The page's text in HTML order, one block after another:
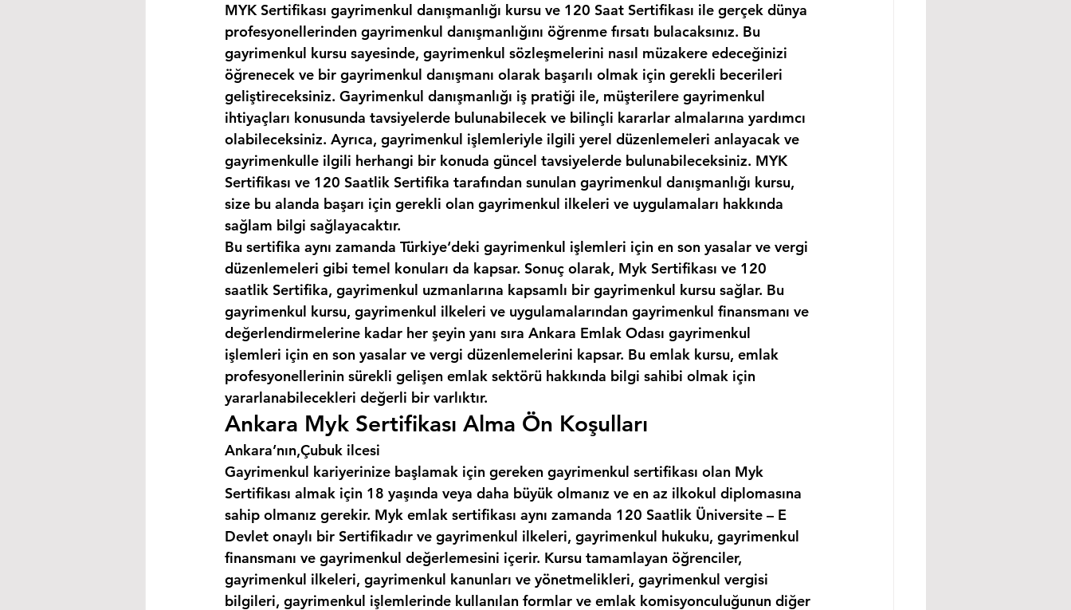
MYK Sertifikası gayrimenkul danışmanlığı kursu ve 120 Saat Sertifikası ile gerçek dünya
profesyonellerinden gayrimenkul danışmanlığını öğrenme fırsatı bulacaksınız. Bu
gayrimenkul kursu sayesinde, gayrimenkul sözleşmelerini nasıl müzakere edeceğinizi
öğrenecek ve bir gayrimenkul danışmanı olarak başarılı olmak için gerekli becerileri
geliştireceksiniz. Gayrimenkul danışmanlığı iş pratiği ile, müşterilere gayrimenkul
ihtiyaçları konusunda tavsiyelerde bulunabilecek ve bilinçli kararlar almalarına yardımcı
olabileceksiniz. Ayrıca, gayrimenkul işlemleriyle ilgili yerel düzenlemeleri anlayacak ve
gayrimenkulle ilgili herhangi bir konuda güncel tavsiyelerde bulunabileceksiniz. MYK
Sertifikası ve 120 Saatlik Sertifika tarafından sunulan gayrimenkul danışmanlığı kursu,
size bu alanda başarı için gerekli olan gayrimenkul ilkeleri ve uygulamaları hakkında
sağlam bilgi sağlayacaktır.
Bu sertifika aynı zamanda Türkiye‘deki gayrimenkul işlemleri için en son yasalar ve vergi
düzenlemeleri gibi temel konuları da kapsar. Sonuç olarak, Myk Sertifikası ve 120
saatlik Sertifika, gayrimenkul uzmanlarına kapsamlı bir gayrimenkul kursu sağlar. Bu
gayrimenkul kursu, gayrimenkul ilkeleri ve uygulamalarından gayrimenkul finansmanı ve
değerlendirmelerine kadar her şeyin yanı sıra Ankara Emlak Odası gayrimenkul
işlemleri için en son yasalar ve vergi düzenlemelerini kapsar. Bu emlak kursu, emlak
profesyonellerinin sürekli gelişen emlak sektörü hakkında bilgi sahibi olmak için
yararlanabilecekleri değerli bir varlıktır.
Ankara Myk Sertifikası Alma Ön Koşulları
Ankara’nın,Çubuk ilcesi
Gayrimenkul kariyerinize başlamak için gereken gayrimenkul sertifikası olan Myk
Sertifikası almak için 18 yaşında veya daha büyük olmanız ve en az ilkokul diplomasına
sahip olmanız gerekir. Myk emlak sertifikası aynı zamanda 120 Saatlik Üniversite – E
Devlet onaylı bir Sertifikadır ve gayrimenkul ilkeleri, gayrimenkul hukuku, gayrimenkul
finansmanı ve gayrimenkul değerlemesini içerir. Kursu tamamlayan öğrenciler,
gayrimenkul ilkeleri, gayrimenkul kanunları ve yönetmelikleri, gayrimenkul vergisi
bilgileri, gayrimenkul işlemlerinde kullanılan formlar ve emlak komisyonculuğunun diğer